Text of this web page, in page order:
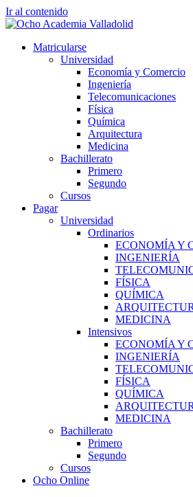
Ir al contenido
Matricularse
Universidad
Economía y Comercio
Ingeniería
Telecomunicaciones
Física
Química
Arquitectura
Medicina
Bachillerato
Primero
Segundo
Cursos
Pagar
Universidad
Ordinarios
ECONOMÍA Y
INGENIERÍA
FÍSICA
QUÍMICA
MEDICINA
Intensivos
ECONOMÍA Y
INGENIERÍA
FÍSICA
QUÍMICA
MEDICINA
Bachillerato
Primero
Segundo
Cursos
Ocho Online